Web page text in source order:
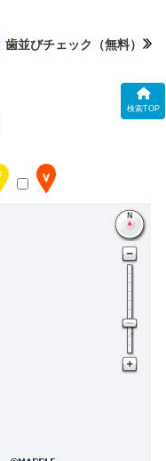
検索TOP
歯並びチェック （無料）